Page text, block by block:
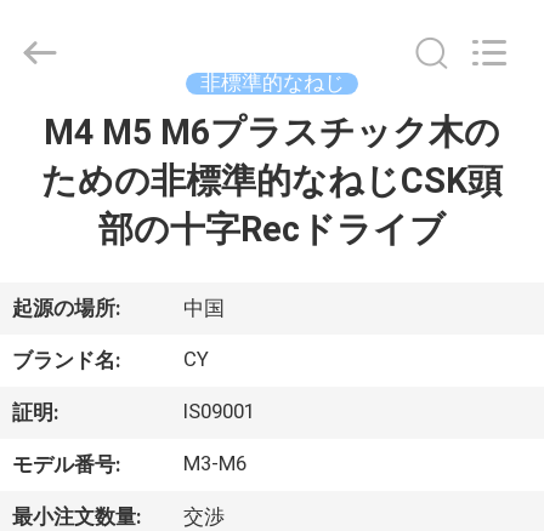
ダ
ク
ト
私
Copyright
Jiashan
Fastener.
非標準的なねじ
M4 M5 M6プラスチック木の
ための非標準的なねじCSK頭
部の十字Recドライブ
起源の場所: 中国
ブランド名: CY
証明: IS09001
モデル番号: M3-M6
最小注文数量: 交渉